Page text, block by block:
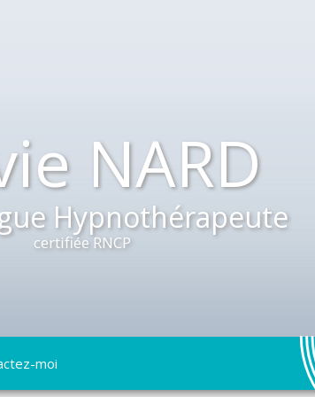
NARD
Hypnothérapeute
certifiée RNCP
moi